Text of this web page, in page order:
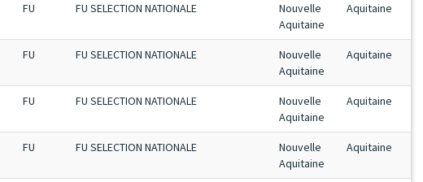
FU FU SELECTION NATIONALE
Nouvelle
Aquitaine
Aquitaine
FU FU SELECTION NATIONALE
Nouvelle
Aquitaine
Aquitaine
FU FU SELECTION NATIONALE
Nouvelle
Aquitaine
Aquitaine
FU FU SELECTION NATIONALE
Nouvelle
Aquitaine
Aquitaine